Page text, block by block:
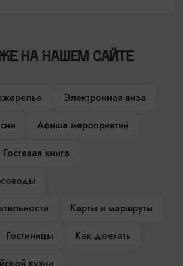
НА НАШЕМ САЙТЕ
Электронная виза
Афиша мероприятий
Гостевая книга
Карты и маршруты
Гостиницы
Как доехать